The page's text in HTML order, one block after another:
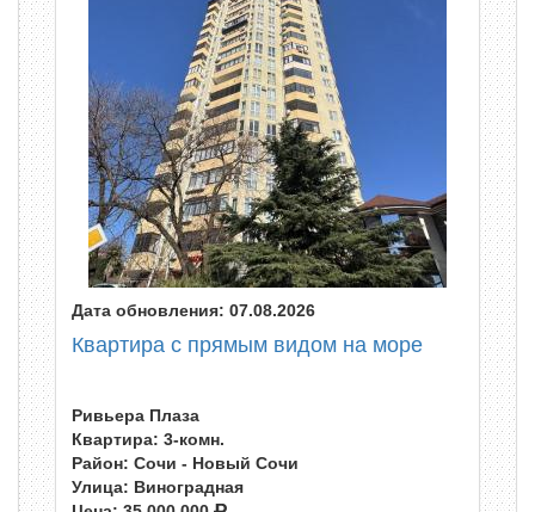
Дата обновления: 07.08.2026
Квартира с прямым видом на море
Ривьера Плаза
Квартира: 3-комн.
Район: Сочи - Новый Сочи
Улица: Виноградная